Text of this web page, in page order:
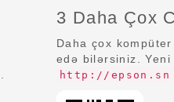
3 Daha Çox
Daha çox
edə bilərsiniz.
http://epson.sn